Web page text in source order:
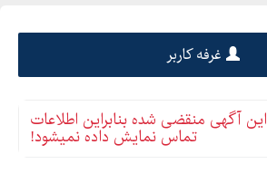
غرفه کاربر
این آگهی منقضی شده بنابراین اطلاعات
تماس نمایش داده نمیشود!